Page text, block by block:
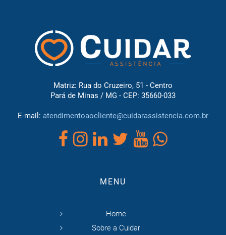
Matriz: Rua do Cruzeiro, 51 - Centro
Pará de Minas / MG - CEP: 35660-033
E-mail: atendimentoaocliente@cuidarassistencia.com.br
MENU
Home
Sobre a Cuidar